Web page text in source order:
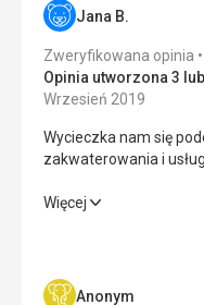
Jana B.
Zweryfikowana opinia
Opinia utworzona 3
Wrzesień 2019
Wycieczka nam się
zakwaterowania i
Wycieczka nam się
Więcej
Anonym